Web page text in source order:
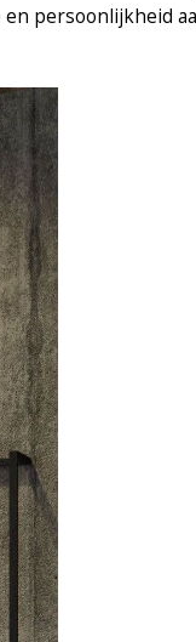
en persoonlijkheid